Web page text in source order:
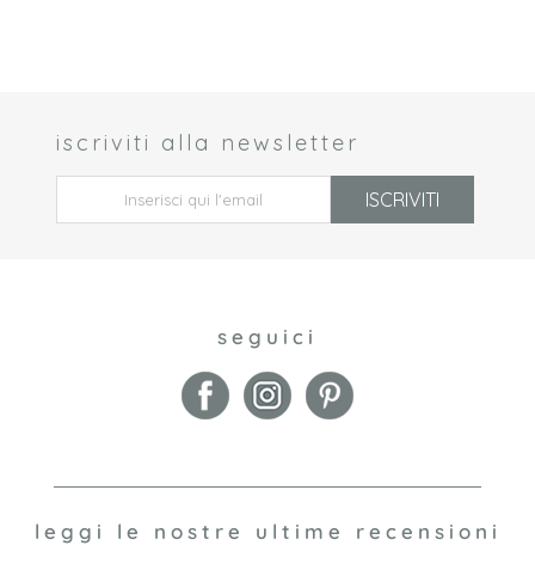
iscriviti alla newsletter
ISCRIVITI
seguici
leggi le nostre ultime recensioni